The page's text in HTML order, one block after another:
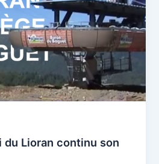
du Lioran continu son